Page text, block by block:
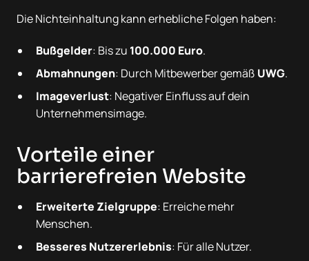
Die Nichteinhaltung kann erhebliche Folgen haben:
Bußgelder: Bis zu 100.000 Euro.
Abmahnungen: Durch Mitbewerber gemäß UWG.
Imageverlust: Negativer Einfluss auf dein
Unternehmensimage.
Vorteile einer
barrierefreien Website
Erweiterte Zielgruppe: Erreiche mehr
Menschen.
Besseres Nutzererlebnis: Für alle Nutzer.